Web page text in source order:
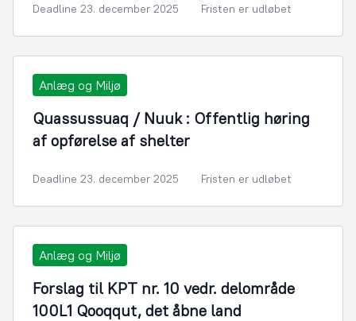
Deadline 23. december 2025 Fristen er udløbet
Anlæg og Miljø
Quassussuaq / Nuuk : Offentlig høring
af opførelse af shelter
Deadline 23. december 2025 Fristen er udløbet
Anlæg og Miljø
Forslag til KPT nr. 10 vedr. delområde
100L1 Qooqqut, det åbne land